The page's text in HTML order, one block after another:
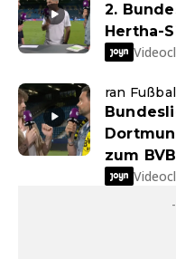
2.
Hertha-
ran
zum